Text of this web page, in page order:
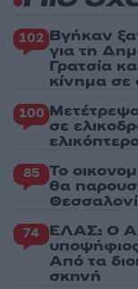
102 Βγήκαν
για τη
Γρατσία
κίνημα σε
100
σε
85 Το
θα
74 ΕΛΑΣ: Ο
Από τα
σκηνή